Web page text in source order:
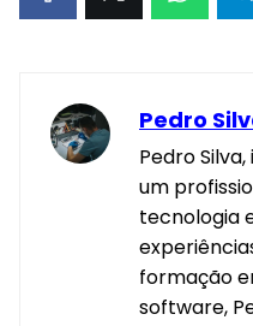
Pedro
Pedro
um
tecnologia
formação
software,